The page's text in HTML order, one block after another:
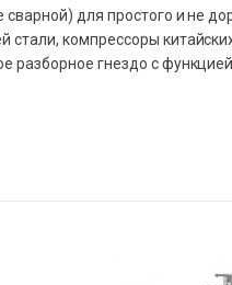
для простого и не
компрессоры
гнездо с